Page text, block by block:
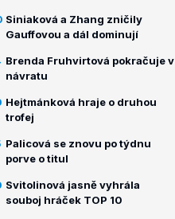
Siniaková a Zhang zničily
Gauffovou a dál dominují
Brenda Fruhvirtová pokračuje v
návratu
Hejtmánková hraje o druhou
trofej
Palicová se znovu po týdnu
porve o titul
Svitolinová jasně vyhrála
souboj hráček TOP 10